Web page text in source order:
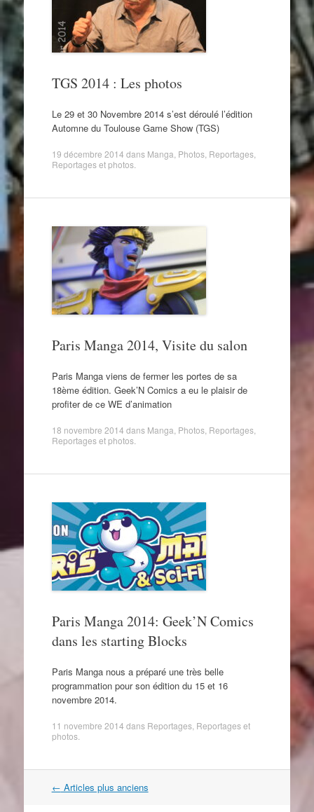
TGS 2014 : Les photos
Le 29 et 30 Novembre 2014 s’est déroulé l’édition
Automne du Toulouse Game Show (TGS)
19 décembre 2014 dans Manga Photos, Reportages,
Reportages et photos.
Paris Manga 2014, Visite du salon
Paris Manga viens de fermer les portes de sa
18ème édition. Geek’N Comics a eu le plaisir de
profiter de ce WE d’animation
18 novembre 2014 dans Manga Photos, Reportages,
Reportages et photos.
Paris Manga 2014: Geek’N Comics
dans les starting Blocks
Paris Manga nous a préparé une très belle
programmation pour son édition du 15 et 16
novembre 2014.
11 novembre 2014 dans Reportages, Reportages et
photos.
Navigation
← Articles plus anciens